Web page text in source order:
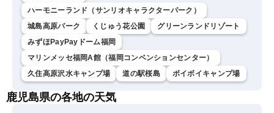
ハーモニーランド（サンリオキャラクターパーク）
城島高原パーク
くじゅう花公園
グリーンランドリゾート
みずほPayPayドーム福岡
マリンメッセ福岡A館（福岡コンベンションセンター）
久住高原沢水キャンプ場
道の駅桜島 ボイボイキャンプ場
鹿児島県の各地の天気